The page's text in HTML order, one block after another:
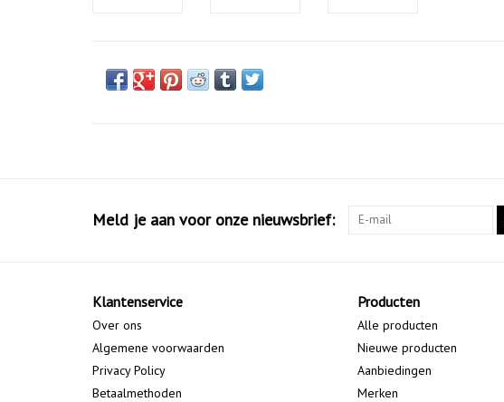
Meld je aan voor onze nieuwsbrief:
Klantenservice
Over ons
Algemene voorwaarden
Privacy Policy
Betaalmethoden
Producten
Alle producten
Nieuwe producten
Aanbiedingen
Merken